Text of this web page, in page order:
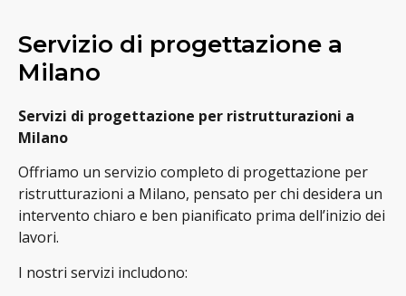
Servizio di progettazione a
Milano
Servizi di progettazione per ristrutturazioni a
Milano
Offriamo un servizio completo di progettazione per
ristrutturazioni a Milano, pensato per chi desidera un
intervento chiaro e ben pianificato prima dell’inizio dei
lavori.
I nostri servizi includono: